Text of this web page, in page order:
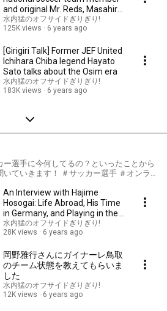
and original Mr. Reds, Masahiro
Fukud...
水内猛のオフサイドぎりぎり!
125K views
6 years ago
[Girigiri Talk] Former JEF United
Ichihara Chiba legend Hayato
Sato talks about the Osim era
水内猛のオフサイドぎりぎり!
183K views
6 years ago
選手に今何してるの？といったことから
ていきます！ ＃サッカー選手 ＃オンライ
An Interview with Hajime
Hosogai: Life Abroad, His Time
in Germany, and Playing in the
Thai League
水内猛のオフサイドぎりぎり!
28K views
6 years ago
岡野雅行さんにガイナーレ鳥取
のチーム状態を教えてもらいま
した
水内猛のオフサイドぎりぎり!
12K views
6 years ago